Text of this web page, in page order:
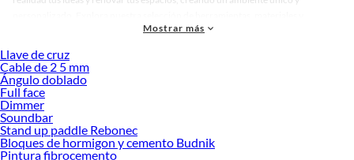
accesorios de calidad que te ayudarán a crear un espacio más tú.
Desde remodelaciones hasta proyectos de decoración, estamos aquí para hacer
tus ideas realidad. ¡Visítanos y encuentra todo lo que tenemos para ofrecerte en
Control de plaga!
Explora la variedad de productos de Control de plaga en Sodimac
Herramientas, materiales y accesorios de calidad para tus proyectos y
renovación de espacios. ¡Visítanos y descubre todo lo que tenemos para
Mostrar más
Llave de cruz
Cable de 2 5 mm
Ángulo doblado
Full face
Dimmer
Soundbar
Stand up paddle Rebonec
Bloques de hormigon y cemento Budnik
Pintura fibrocemento